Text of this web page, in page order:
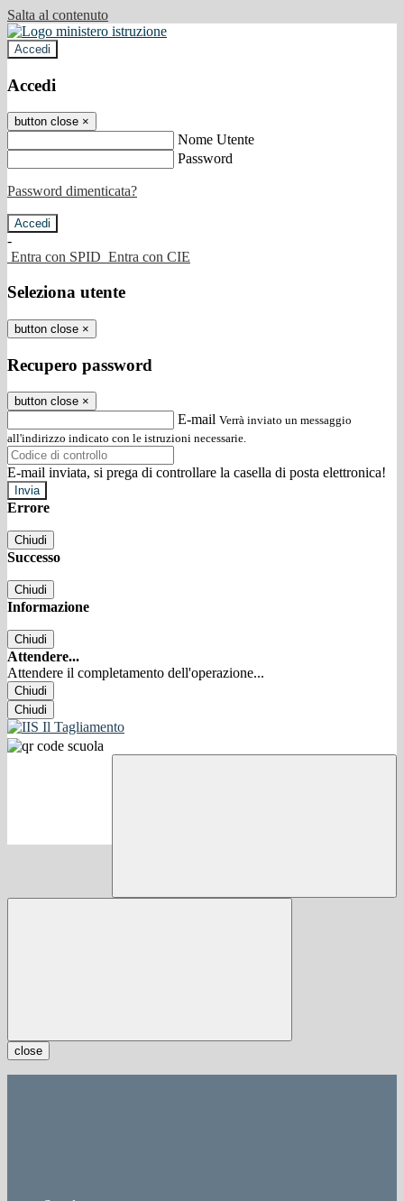
Salta al contenuto
Accedi
Accedi
button close ×
Nome Utente
Password
Password dimenticata?
-
Entra con SPID Entra con CIE
Seleziona utente
button close ×
Recupero password
button close ×
E-mail Verrà inviato un messaggio
all'indirizzo indicato con le istruzioni necessarie.
E-mail inviata, si prega di controllare la casella di posta elettronica!
Errore
Chiudi
Successo
Chiudi
Informazione
Chiudi
Attendere...
Attendere il completamento dell'operazione...
Chiudi
Chiudi
close